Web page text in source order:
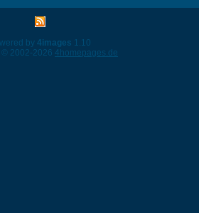
by 4images 1.10
© 2002-2026 4homepages.de